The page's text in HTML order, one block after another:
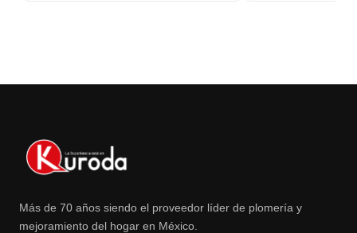
Más de 70 años siendo el proveedor líder de plomería y
mejoramiento del hogar en México.